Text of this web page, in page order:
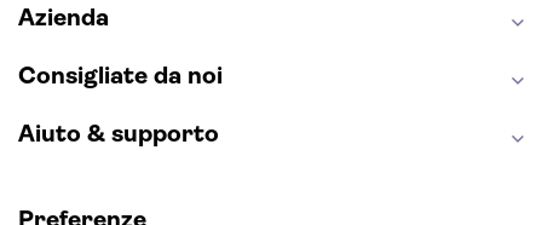
From outside hilton hotel
Grand Hotel
Sagrada Familia
Napoli Sotterranea
Azienda
Consigliate da noi
Aiuto & supporto